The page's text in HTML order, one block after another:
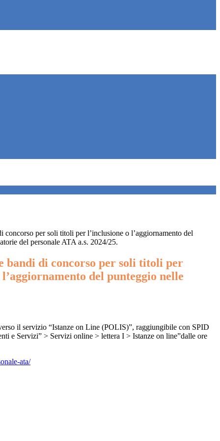
concorso per soli titoli per l’inclusione o l’aggiornamento del
del personale ATA a.s. 2024/25.
bandi di concorso per soli titoli per
del punteggio nelle
il servizio “Istanze on Line (POLIS)”, raggiungibile con SPID
e Servizi” > Servizi online > lettera I > Istanze on line”dalle ore
ata/